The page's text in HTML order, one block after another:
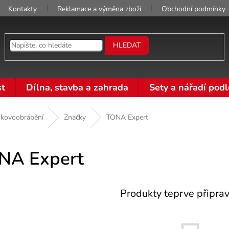
Kontakty Reklamace a výměna zboží Obchodní podmínky
HLEDAT
Dílna, stavba a zahrada Sety a nářadí
Značky TONA Expert
Expert
Produkty teprve